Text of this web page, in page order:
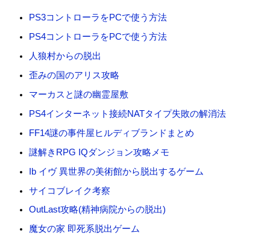
PS3コントローラをPCで使う方法
PS4コントローラをPCで使う方法
人狼村からの脱出
歪みの国のアリス攻略
マーカスと謎の幽霊屋敷
PS4インターネット接続NATタイプ失敗の解消法
FF14謎の事件屋ヒルディブランドまとめ
謎解きRPG IQダンジョン攻略メモ
Ib イヴ 異世界の美術館から脱出するゲーム
サイコブレイク考察
OutLast攻略(精神病院からの脱出)
魔女の家 即死系脱出ゲーム